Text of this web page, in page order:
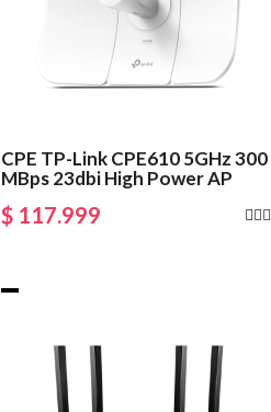
CPE TP-Link CPE610 5GHz 300
MBps 23dbi High Power AP
$ 117.999